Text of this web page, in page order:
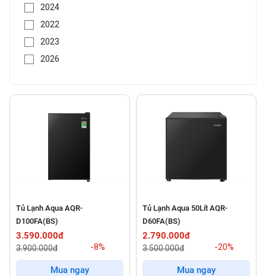
2024
2022
2023
2026
Tủ Lạnh Aqua AQR-
D100FA(BS)
3.590.000đ
3.900.000đ -8%
Mua ngay
Tủ Lạnh Aqua 50Lít AQR-
D60FA(BS)
2.790.000đ
3.500.000đ -20%
Mua ngay